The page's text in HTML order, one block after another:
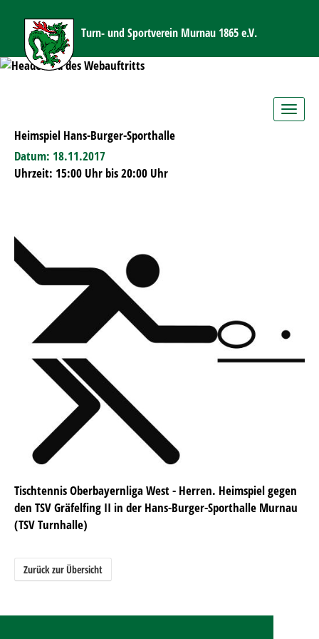
Turn- und Sportverein Murnau 1865 e.V.
Toggle
Heimspiel Hans-Burger-Sporthalle
Datum: 18.11.2017
Uhrzeit: 15:00 Uhr bis 20:00 Uhr
Tischtennis Oberbayernliga West - Herren. Heimspiel gegen
den TSV Gräfelfing II in der Hans-Burger-Sporthalle Murnau
(TSV Turnhalle)
Zurück zur Übersicht